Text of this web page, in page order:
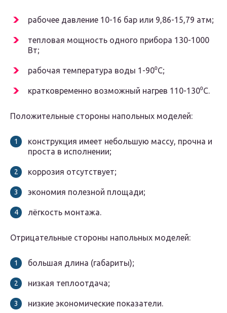
рабочее давление 10-16 бар или 9,86-15,79 атм;
тепловая мощность одного прибора 130-1000
Вт;
рабочая температура воды 1-90⁰C;
кратковременно возможный нагрев 110-130⁰C.
Положительные стороны напольных моделей:
конструкция имеет небольшую массу, прочна и
проста в исполнении;
коррозия отсутствует;
экономия полезной площади;
лёгкость монтажа.
Отрицательные стороны напольных моделей:
большая длина (габариты);
низкая теплоотдача;
низкие экономические показатели.